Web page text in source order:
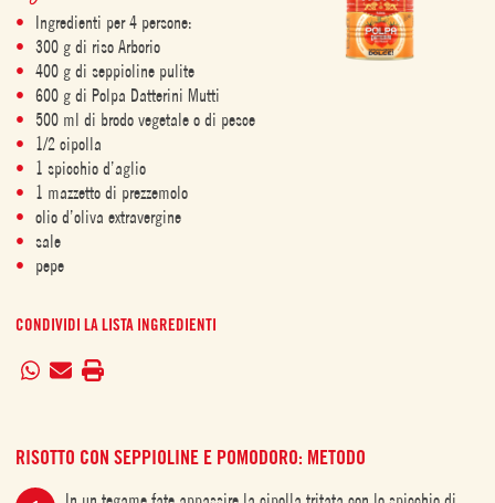
Ingredienti per 4 persone:
300 g di riso Arborio
400 g di seppioline pulite
600 g di Polpa Datterini Mutti
500 ml di brodo vegetale o di pesce
1/2 cipolla
1 spicchio d’aglio
1 mazzetto di prezzemolo
olio d’oliva extravergine
sale
pepe
CONDIVIDI LA LISTA INGREDIENTI
RISOTTO CON SEPPIOLINE E POMODORO: METODO